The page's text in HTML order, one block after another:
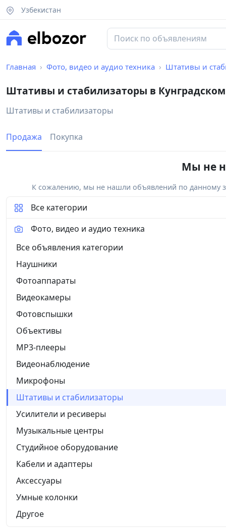
Узбекистан
Главная Фото, видео и аудио техника Штативы и
Штативы и стабилизаторы в
Штативы и стабилизаторы
Продажа Покупка
Мы не
К сожалению, мы не нашли объявлений по данному
Все категории
Фото, видео и аудио техника
Все объявления категории
Наушники
Фотоаппараты
Видеокамеры
Фотовспышки
Объективы
MP3-плееры
Видеонаблюдение
Микрофоны
Штативы и стабилизаторы
Усилители и ресиверы
Музыкальные центры
Студийное оборудование
Кабели и адаптеры
Аксессуары
Умные колонки
Другое